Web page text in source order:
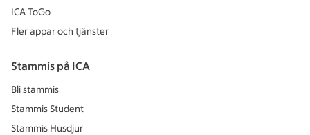
ICA ToGo
Fler appar och tjänster
Stammis på ICA
Bli stammis
Stammis Student
Stammis Husdjur